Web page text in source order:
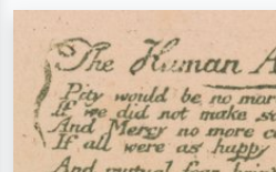
ex. Monet, Nuit étoilée,
impressionnisme, vague de Hokusai,
nu.